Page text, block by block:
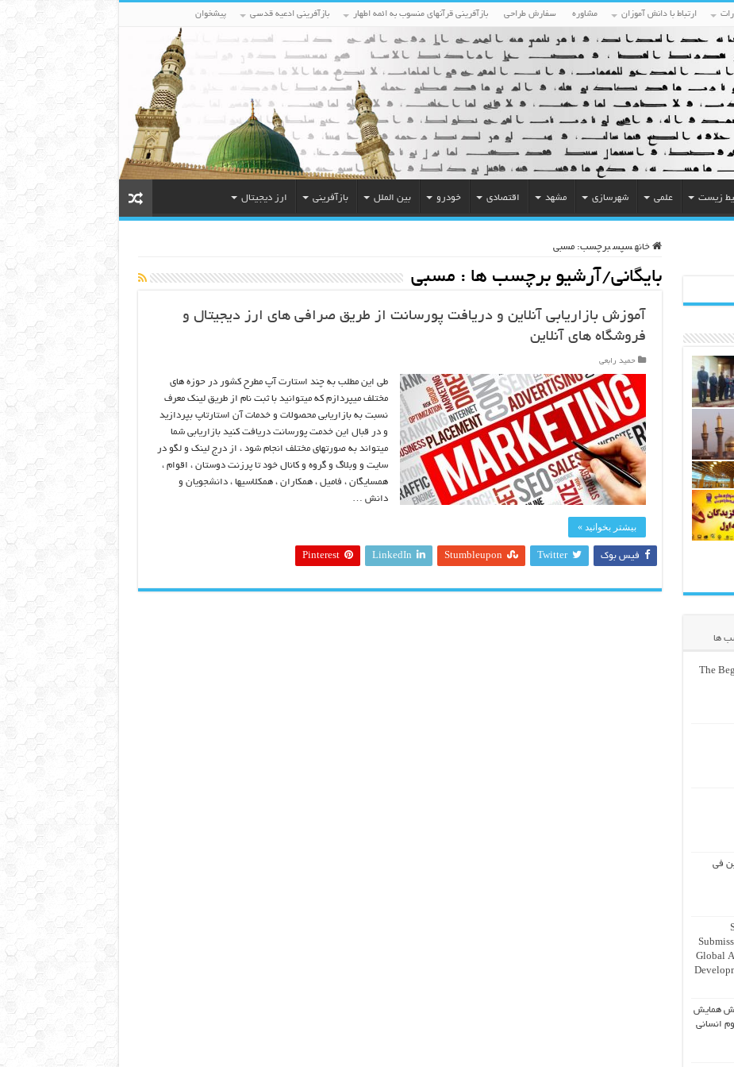
ارتباط با دانش آموزان مشاوره سفارش طراحی بازآفرینی قرآنهای منسوب به ائمه اطهار بازآفرینی ادعیه قدسی پیشخوان
زیست علمی شهرسازی مشهد اقتصادی خودرو بین الملل بازآفرینی ارز دیجیتال
خانه سپس برچسب:مسبی
بایگانی/آرشیو برچسب ها : مسبی
آموزش بازاریابی آنلاین و دریافت پورسانت از طریق صرافی های ارز دیجیتال و
فروشگاه های آنلاین
حمید رابعی
طی این مطلب به چند استارت آپ مطرح کشور در حوزه های
مختلف میپردازم که میتوانید با ثبت نام از طریق لینک معرف
نسبت به بازاریابی محصولات و خدمات آن استارتاپ بپردازید
و در قبال این خدمت پورسانت دریافت کنید بازاریابی شما
میتواند به صورتهای مختلف انجام شود ، از درج لینک و لگو در
سایت و وبلاگ و گروه و کانال خود تا پرزنت دوستان ، اقوام ،
همسایگان ، فامیل ، همکاران ، همکلاسیها ، دانشجویان و
دانش …
بیشتر بخوانید »
فیس بوک Twitter
Stumbleupon
LinkedIn
Pinterest
ها
The
في
Global
همایش
انسانی